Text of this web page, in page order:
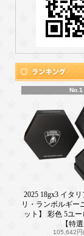
No.1
2025 18gx3 イタ
リ・ランボルギー
ット】 彩色 5ユ
【特選
105,642円